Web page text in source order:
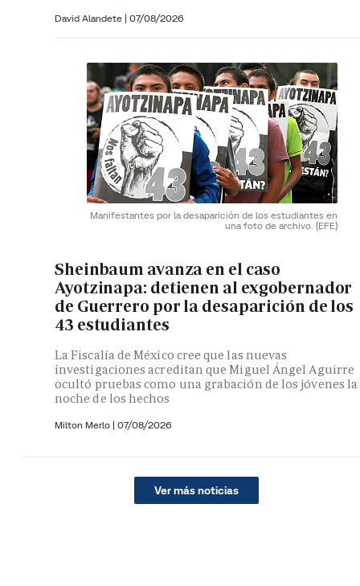
David Alandete | 07/08/2026
Manifestantes por la desaparición de los estudiantes en
una foto de archivo. (EFE)
Sheinbaum avanza en el caso
Ayotzinapa: detienen al exgobernador
de Guerrero por la desaparición de los
43 estudiantes
La Fiscalía de México cree que las nuevas
investigaciones acreditan que Miguel Ángel Aguirre
ocultó pruebas como una grabación de los jóvenes la
noche de los hechos
Milton Merlo | 07/08/2026
Ver más noticias